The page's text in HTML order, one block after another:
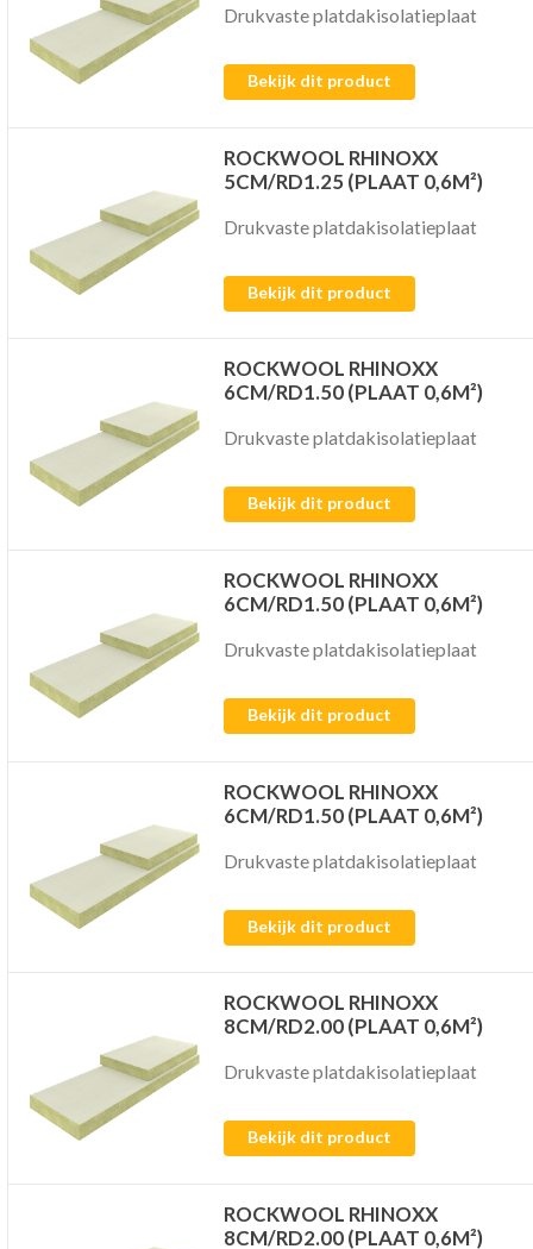
Drukvaste platdakisolatieplaat
Bekijk dit product
ROCKWOOL RHINOXX
5CM/RD1.25 (PLAAT 0,6M²)
Drukvaste platdakisolatieplaat
Bekijk dit product
ROCKWOOL RHINOXX
6CM/RD1.50 (PLAAT 0,6M²)
Drukvaste platdakisolatieplaat
Bekijk dit product
ROCKWOOL RHINOXX
6CM/RD1.50 (PLAAT 0,6M²)
Drukvaste platdakisolatieplaat
Bekijk dit product
ROCKWOOL RHINOXX
6CM/RD1.50 (PLAAT 0,6M²)
Drukvaste platdakisolatieplaat
Bekijk dit product
ROCKWOOL RHINOXX
8CM/RD2.00 (PLAAT 0,6M²)
Drukvaste platdakisolatieplaat
Bekijk dit product
ROCKWOOL RHINOXX
8CM/RD2.00 (PLAAT 0,6M²)